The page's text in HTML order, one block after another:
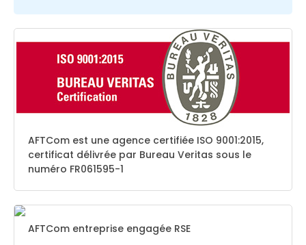
AFTCom est une agence certifiée ISO 9001:2015,
certificat délivrée par Bureau Veritas sous le
numéro FR061595-1
AFTCom entreprise engagée RSE